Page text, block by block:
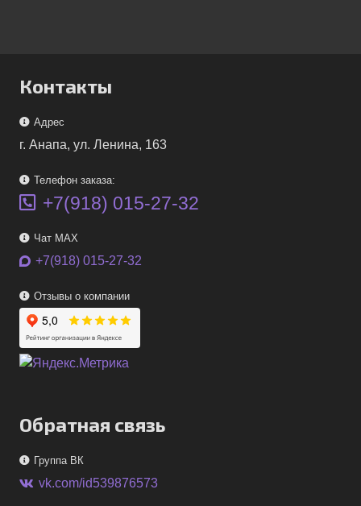
Контакты
Адрес
г. Анапа, ул. Ленина, 163
Телефон заказа:
+7(918) 015-27-32
Чат MAX
+7(918) 015-27-32
Отзывы о компании
Обратная связь
Группа ВК
vk.com/id539876573